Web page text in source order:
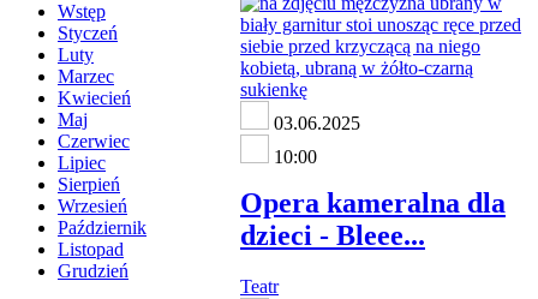
Wstęp
Styczeń
Luty
Marzec
Kwiecień
Maj
Czerwiec
Lipiec
Sierpień
Wrzesień
Październik
Listopad
Grudzień
03.06.2025
10:00
Opera kameralna dla
dzieci - Bleee...
Teatr